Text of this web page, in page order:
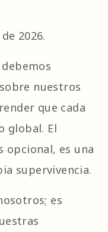
2026.
sobre nuestros
que cada
global. El
opcional, es una
supervivencia.
es